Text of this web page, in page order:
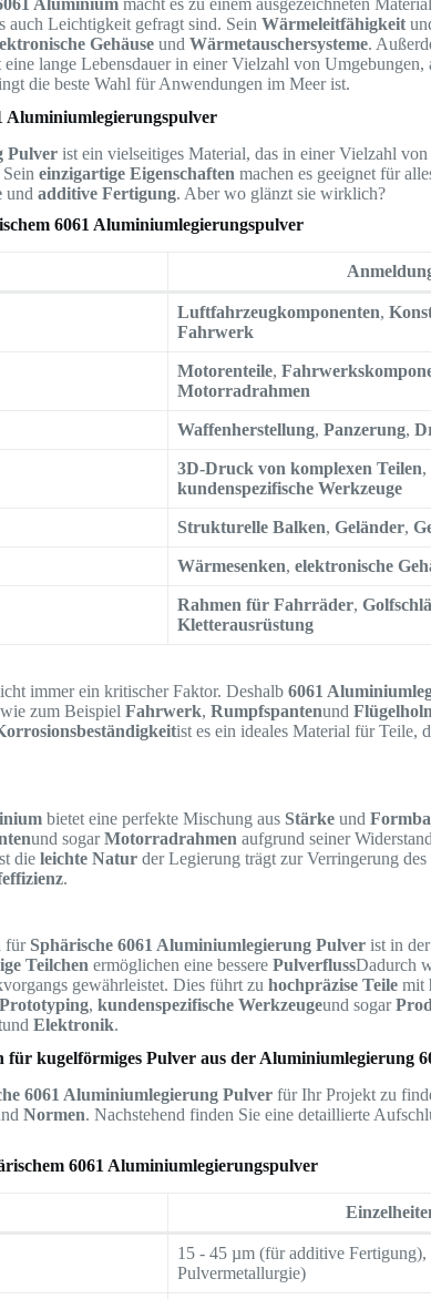
Aluminium macht es zu einem ausgezeichneten
auch Leichtigkeit gefragt sind. SeinWärmeleitfähigkeit
Gehäuse undWärmetauschersysteme.
eine lange Lebensdauer in einer Vielzahl von Umgebungen,
die beste Wahl für Anwendungen im Meer ist.
Aluminiumlegierungspulver
Pulver ist ein vielseitiges Material, das in einer Vielzahl
Seineinzigartige Eigenschaften machen es geeignet für
undadditive Fertigung. Aber wo glänzt sie wirklich?
6061 Aluminiumlegierungspulver
Luftfahrzeugkomponenten,
Fahrwerk
Motorenteile,
Motorradrahmen
Waffenherstellung,Panzerung,
3D-Druck von komplexen Teilen,
kundenspezifische Werkzeuge
Strukturelle Balken,Geländer,
Wärmesenken,elektronische
Rahmen für Fahrräder,
Kletterausrüstung
immer ein kritischer Faktor. Deshalb6061
wie zum BeispielFahrwerk,Rumpfspantenund
ist es ein ideales Material für Teile,
bietet eine perfekte Mischung aus Stärke und
und sogarMotorradrahmen aufgrund seiner
dieleichte Natur der Legierung trägt zur Verringerung des
.
für Sphärische 6061 Aluminiumlegierung Pulver ist in
Teilchen ermöglichen eine besserePulverflussDadurch
gewährleistet. Dies führt zuhochpräzise Teile mit
Prototyping,kundenspezifische Werkzeugeund sogar
undElektronik.
kugelförmiges Pulver aus der Aluminiumlegierung
6061 Aluminiumlegierung Pulver für Ihr Projekt zu
Normen. Nachstehend finden Sie eine detaillierte
6061 Aluminiumlegierungspulver
15 - 45 µm (für additive
Pulvermetallurgie)